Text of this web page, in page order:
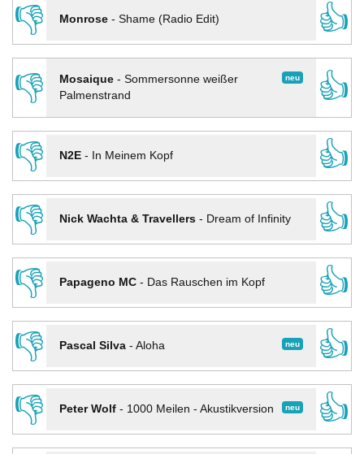
👎
Monrose- Shame (Radio Edit)
👍
👎
neu
Mosaique- Sommersonne weißer
Palmenstrand
👍
👎
N2E- In Meinem Kopf
👍
👎
Nick Wachta & Travellers- Dream of Infinity
👍
👎
Papageno MC- Das Rauschen im Kopf
👍
👎
neu
Pascal Silva- Aloha
👍
👎
neu
Peter Wolf- 1000 Meilen - Akustikversion
👍